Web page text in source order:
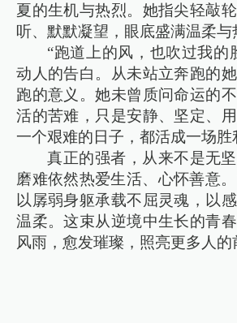
夏的生机与热烈。她指尖轻敲
听、默默凝望，眼底盛满温柔与
“跑道上的风，也吹过我的
动人的告白。从未站立奔跑的
跑的意义。她未曾质问命运的
活的苦难，只是安静、坚定、
一个艰难的日子，都活成一场胜
真正的强者，从来不是无
磨难依然热爱生活、心怀善意
以孱弱身躯承载不屈灵魂，以
温柔。这束从逆境中生长的青
风雨，愈发璀璨，照亮更多人的